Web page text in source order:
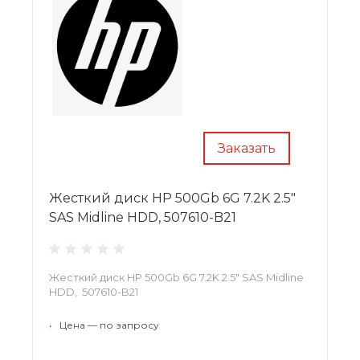
Заказать
Жесткий диск HP 500Gb 6G 7.2K 2.5"
SAS Midline HDD, 507610-B21
Жесткий диск HP 500Gb 6G 7.2K 2.5" SAS Midline
HDD, 507610-B21
• Цена — по запросу